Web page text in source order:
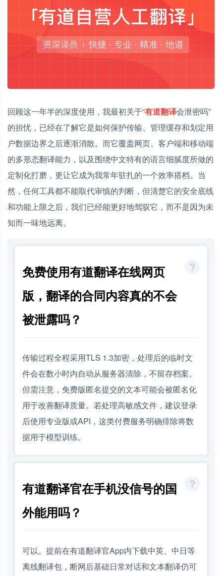
回顾这一年半的深度使用，我最初关于“有道翻译会泄密吗”
的担忧，已经在了解它是如何保护传输、管理缓存和划定用
户数据边界之后逐渐消散。而它覆盖网页、客户端和移动端
的多形态翻译能力，以及围绕中文特有的语言细腻度所做的
定制化打磨，更让它成为我常年驻扎的一个效率搭档。当
然，任何工具都不能取代审慎的判断，但清楚它的安全底线
和功能上限之后，我们已经能更好地驾驭它，而不是因为未
知而一味地远离。
免费使用有道翻译在线网页
版，翻译的合同内容真的不会
被泄露吗？
传输过程全程采用TLS 1.3加密，处理后的临时文
件会在数小时内自动从服务器清除，不留存档案。
但需注意，免费版匿名提交的文本可能会被匿名化
用于改善翻译质量。若处理高敏感文件，建议登录
后使用专业版或API，这类付费服务明确排除将数
据用于模型训练。
有道翻译官在手机没信号的国
外能用吗？
可以。提前在有道翻译官App内下载中英、中日等
离线翻译包，断网后基础日常对话和文本翻译仍可